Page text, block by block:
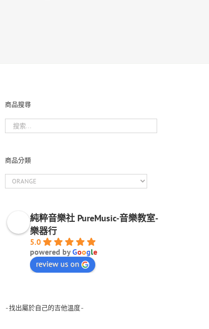
商品搜尋
商品分類
純粹音樂社 PureMusic-音樂教室-
樂器行
5.0
powered byGoogle
review us on
-找出屬於自己的吉他溫度-